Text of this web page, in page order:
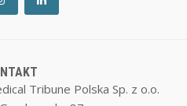
Tribune Polska Sp. z o.o.